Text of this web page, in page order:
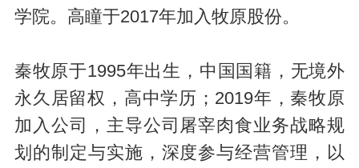
学院。高瞳于2017年加入牧原股份。
秦牧原于1995年出生，中国国籍，无境外
永久居留权，高中学历；2019年，秦牧原
加入公司，主导公司屠宰肉食业务战略规
划的制定与实施，深度参与经营管理，以